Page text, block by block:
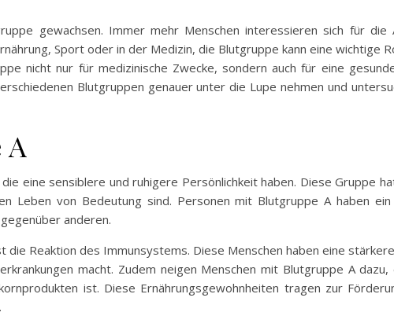
gewachsen. Immer mehr Menschen interessieren sich für die
Sport oder in der Medizin, die Blutgruppe kann eine wichtige
nicht nur für medizinische Zwecke, sondern auch für eine
Blutgruppen genauer unter die Lupe nehmen und
eine sensiblere und ruhigere Persönlichkeit haben. Diese Gruppe
Leben von Bedeutung sind. Personen mit Blutgruppe A haben
anderen.
Reaktion des Immunsystems. Diese Menschen haben eine
macht. Zudem neigen Menschen mit Blutgruppe A dazu,
ist. Diese Ernährungsgewohnheiten tragen zur